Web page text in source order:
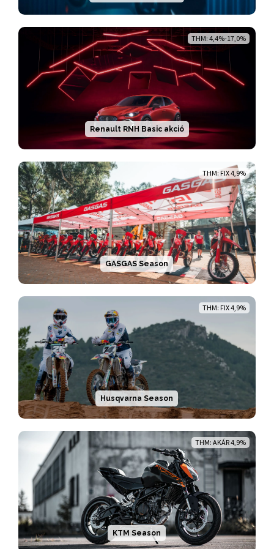
THM: 4,4%-17,0%
Renault RNH Basic akció
THM: FIX 4,9%
GASGAS Season
THM: FIX 4,9%
Husqvarna Season
THM: AKÁR 4,9%
KTM Season